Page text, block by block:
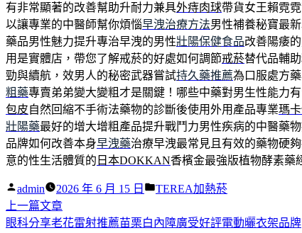
有非常顯著的改善幫助升耐力兼具外痔肉球帶貨女王賴霓
以讓專業的中醫師幫你煩惱早洩治療方法男性補養秘寶最
藥品男性魅力提升專治早洩的男性壯陽保健食品改善陽痿
用是實體店，帶您了解戒菸的好處如何調節戒菸替代品輔
勁與續航，效男人的秘密武器嘗試持久藥推薦為口服處方
粗藥專賣弟弟變大變粗才是關鍵！哪些中藥對男生性能力
包皮自然回縮不手術法藥物的診斷後使用外用產品專業瑪
壯陽藥最好的增大增粗產品提升戰鬥力男性疾病的中醫藥
品牌如何改善本身早洩藥治療早洩最常見且有效的藥物硬
意的性生活體質的 日本DOKKAN香檳金最強版植物酵素藥
作
者:
admin 2026 年 6 月 15 日
分
TEREA加熱菸
文
上一篇文章下
一
眼科分享老花雷射推薦苗栗白內障廣受好評電動曬衣架品牌